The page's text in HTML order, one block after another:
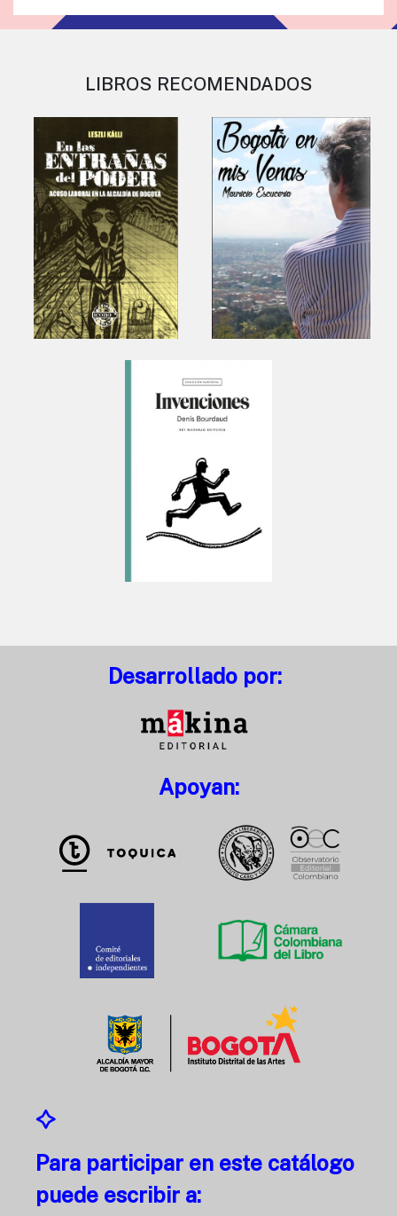
LIBROS RECOMENDADOS
Desarrollado por:
Apoyan:
Para participar en este catálogo
puede escribir a: